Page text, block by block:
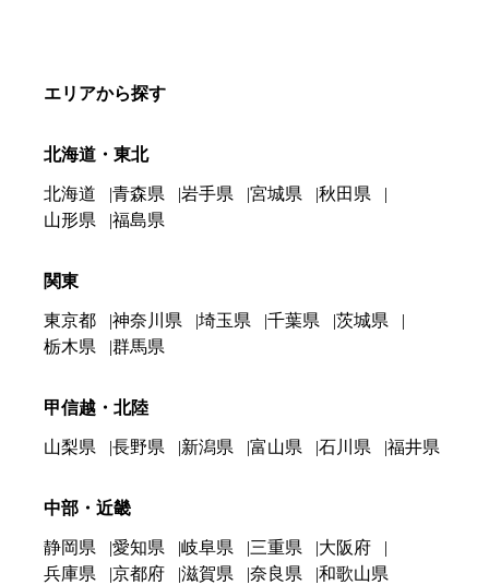
エリアから探す
北海道・東北
北海道 青森県 岩手県 宮城県
秋田県
山形県
福島県
関東
東京都 神奈川県 埼玉県 千葉県
茨城県
栃木県
群馬県
甲信越・北陸
山梨県 長野県 新潟県 富山県 石川県 福井県
中部・近畿
静岡県 愛知県 岐阜県 三重県
大阪府
兵庫県
京都府 滋賀県 奈良県 和歌山県